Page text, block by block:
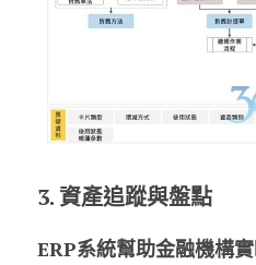
3. 資產追蹤與盤點
ERP系統幫助金融機構